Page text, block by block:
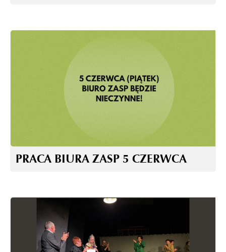
PRACA BIURA ZASP 5 CZERWCA